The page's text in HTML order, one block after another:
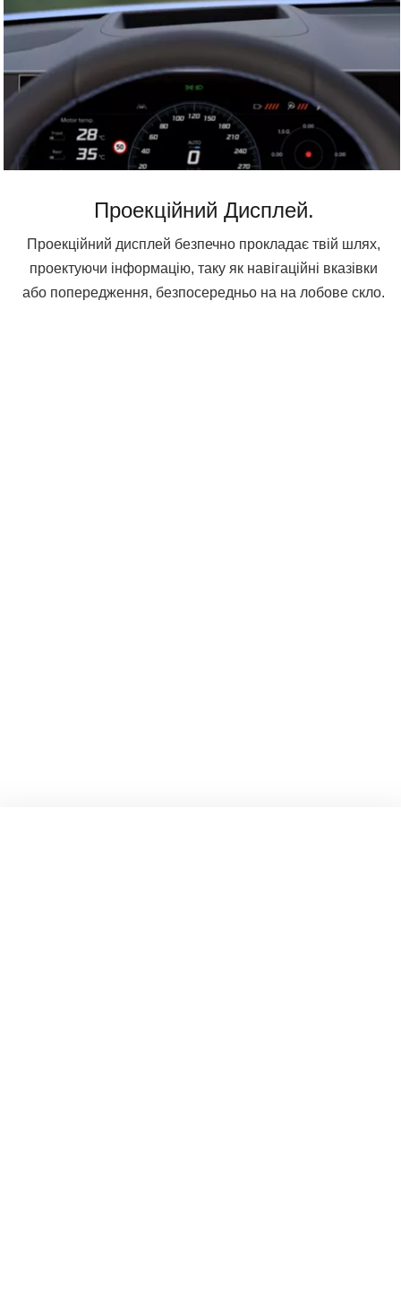
Проекційний Дисплей.
Проекційний дисплей безпечно прокладає твій шлях,
проектуючи інформацію, таку як навігаційні вказівки
або попередження, безпосередньо на на лобове скло.